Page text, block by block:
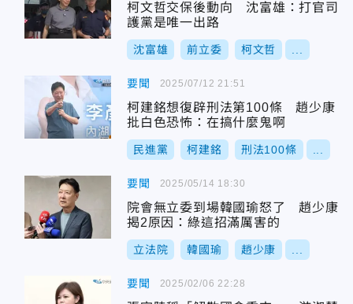
柯文哲交保後動向 沈富雄：打官司
護黨是唯一出路
沈富雄 前立委 柯文哲
要聞
柯建銘想復辟刑法第100條 趙少康
批白色恐怖：在搞什麼鬼啊
民進黨 柯建銘 刑法100條
2025/07/12 21:51
要聞
院會無立委到場韓國瑜怒了 趙少康
揭2原因：綠這招滿厲害的
立法院 韓國瑜 趙少康
2025/05/14 18:30
要聞 2025/02/06 22:28